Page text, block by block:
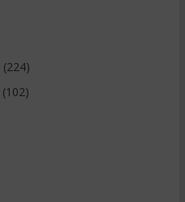
(224)
(102)